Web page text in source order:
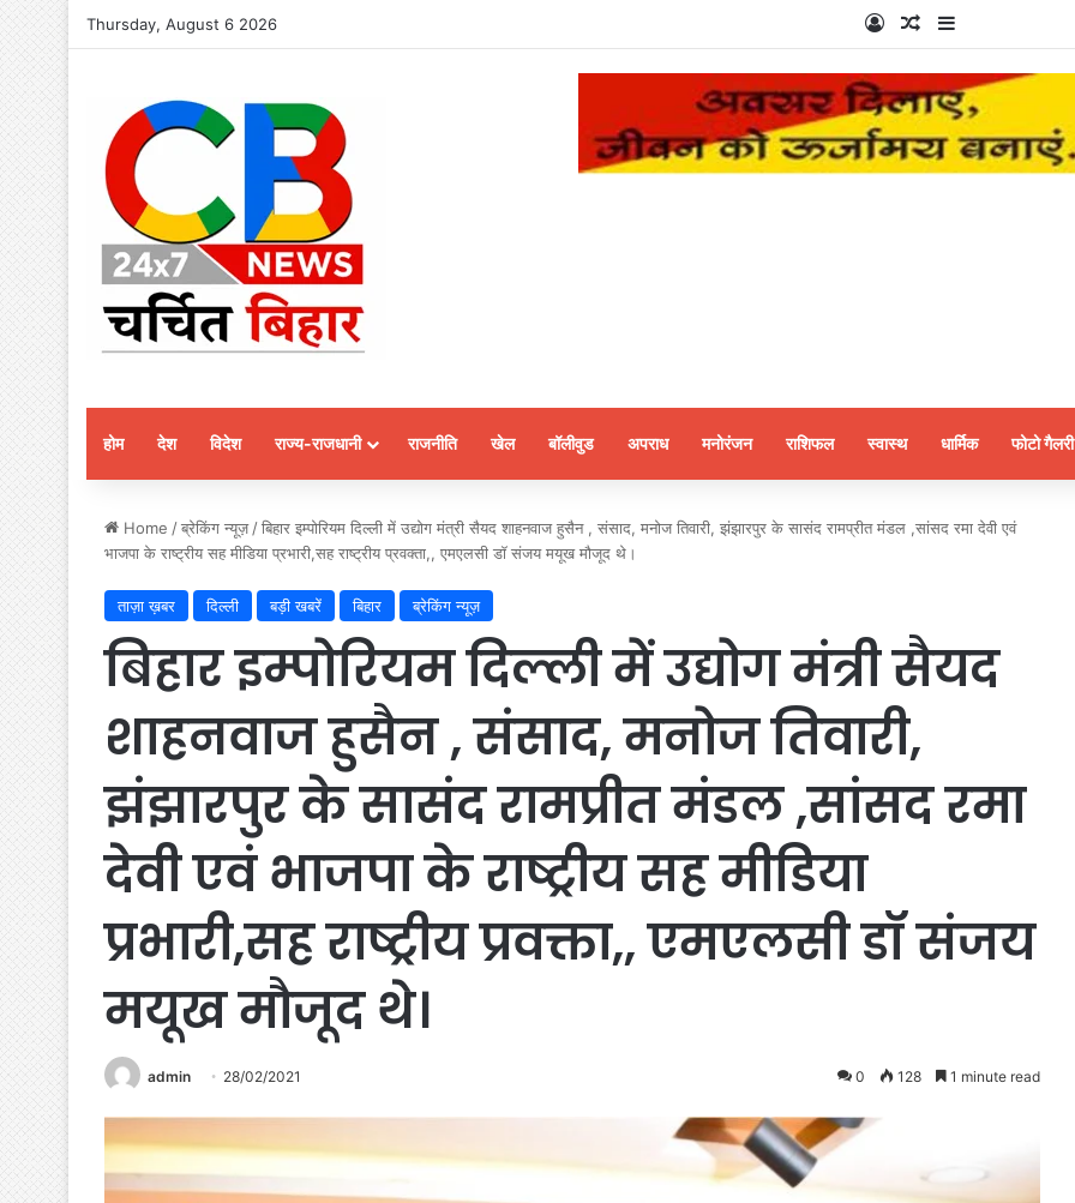
Thursday, August 6 2026 Log InRandom Article
Sidebar
होम देश विदेश राज्य-राजधानी राजनीति खेल बॉलीवुड अपराध मनोरंजन राशिफल स्वास्थ धार्मिक फोटो गैलरी
Home /ब्रेकिंग न्यूज़ /बिहार इम्पोरियम दिल्ली में उद्योग मंत्री सैयद शाहनवाज हुसैन , संसाद, मनोज तिवारी, झंझारपुर के सासंद रामप्रीत मंडल ,सांसद रमा देवी एवं
भाजपा के राष्ट्रीय सह मीडिया प्रभारी,सह राष्ट्रीय प्रवक्ता,, एमएलसी डॉ संजय मयूख मौजूद थे।
ताज़ा ख़बर दिल्ली बड़ी खबरें बिहार ब्रेकिंग न्यूज़
बिहार इम्पोरियम दिल्ली में उद्योग मंत्री सैयद
शाहनवाज हुसैन , संसाद, मनोज तिवारी,
झंझारपुर के सासंद रामप्रीत मंडल ,सांसद रमा
देवी एवं भाजपा के राष्ट्रीय सह मीडिया
प्रभारी,सह राष्ट्रीय प्रवक्ता,, एमएलसी डॉ संजय
मयूख मौजूद थे।
admin 28/02/2021 0 128 1 minute read